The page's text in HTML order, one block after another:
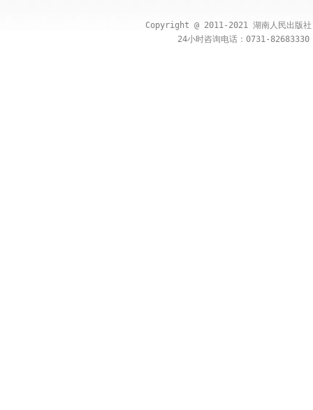
Copyright @ 2011-2021 湖南人民出版
24小时咨询电话：0731-